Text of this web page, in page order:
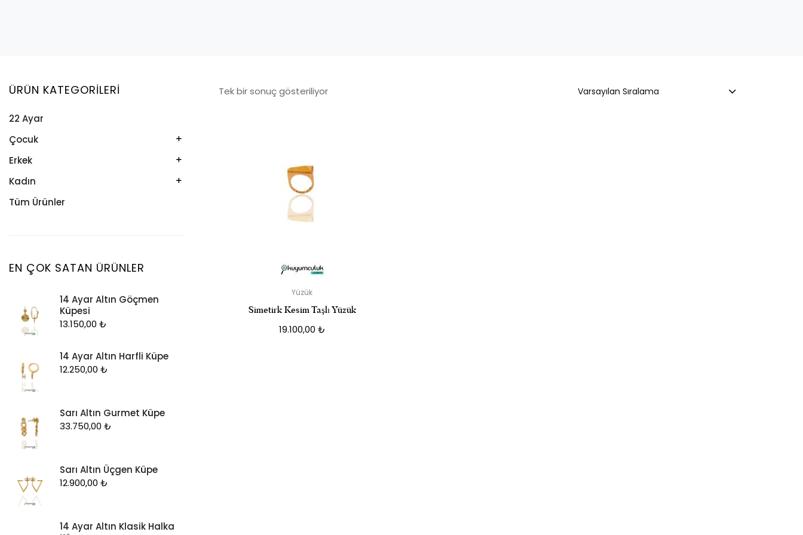
Tek bir sonuç gösteriliyor Varsayılan Sıralama
Yüzük
Simetirk Kesim Taşlı Yüzük
19.100,00₺
ÜRÜN KATEGORILERI
22 Ayar
Çocuk
Kelepçe
Kolye
Künye
Erkek
Kelepçe
Künye
Kadın
Bileklik
Küpe
Piercing
Şahmeran
Yüzük
Tüm Ürünler
EN ÇOK SATAN ÜRÜNLER
14 Ayar Altın Göçmen
Küpesi
13.150,00 ₺
14 Ayar Altın Harfli Küpe
12.250,00 ₺
Sarı Altın Gurmet Küpe
33.750,00 ₺
Sarı Altın Üçgen Küpe
12.900,00 ₺
14 Ayar Altın Klasik Halka